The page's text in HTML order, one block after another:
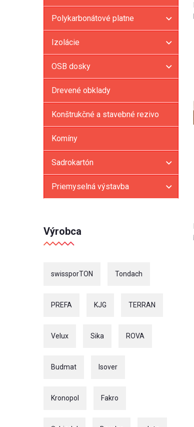
Polykarbonátové platne
Izolácie
OSB dosky
Drevené obklady
Konštrukčné a stavebné rezivo
Komíny
Sadrokartón
Priemyselná výstavba
Výrobca
swissporTON Tondach
PREFA KJG TERRAN
Velux Sika ROVA
Budmat Isover
Kronopol Fakro